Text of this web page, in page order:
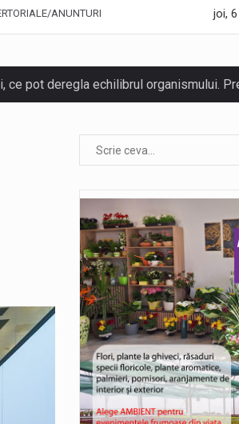
ANUNTURI joi,
maximă autorizată mai mare de 7,5 t au…
și plante…
val de căldură, caniculă, temperaturi
producerea unui accident rutier cu